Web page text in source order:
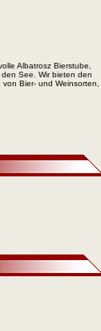
Albatrosz Bierstube,
See. Wir bieten den
Bier- und Weinsorten,